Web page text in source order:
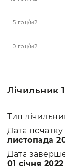
0 грн/м2
5 грн/м2
Лічильник
Тип
Дата
листопада
Дата
01 січня 2022